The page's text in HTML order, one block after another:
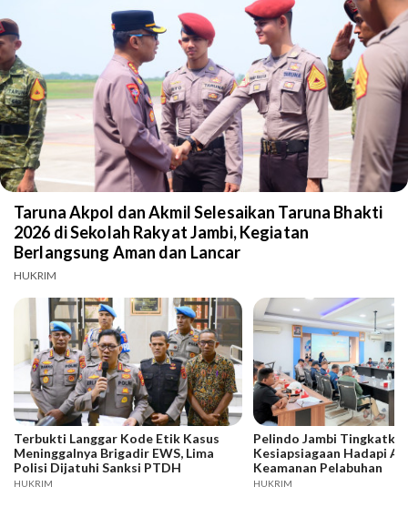
Taruna Akpol dan Akmil Selesaikan Taruna Bhakti
2026 di Sekolah Rakyat Jambi, Kegiatan
Berlangsung Aman dan Lancar
HUKRIM
Terbukti Langgar Kode Etik Kasus
Meninggalnya Brigadir EWS, Lima
Polisi Dijatuhi Sanksi PTDH
HUKRIM
Pelindo Jambi
Kesiapsiagaan Hadapi
Keamanan Pelabuhan
HUKRIM